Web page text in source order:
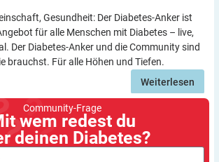
Gesundheit: Der Diabetes-Anker ist
für alle Menschen mit Diabetes – live,
Der Diabetes-Anker und die Community sind
brauchst. Für alle Höhen und Tiefen.
Weiterlesen
Community-Frage
wem redest du
deinen Diabetes?